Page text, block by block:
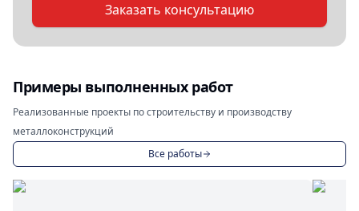
Заказать консультацию
Примеры выполненных работ
Реализованные проекты по строительству и производству
металлоконструкций
Все работы